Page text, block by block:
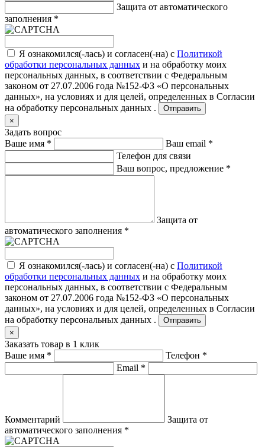
Защита от автоматического
заполнения *
Я ознакомился(-лась) и согласен(-на) с Политикой
обработки персональных данных и на обработку моих
персональных данных, в соответствии с Федеральным
законом от 27.07.2006 года №152-ФЗ «О персональных
данных», на условиях и для целей, определенных в Согласии
на обработку персональных данных .
Отправить
×
Задать вопрос
Ваше имя * Ваш email *
Телефон для связи
Ваш вопрос, предложение *
Защита от
автоматического заполнения *
Я ознакомился(-лась) и согласен(-на) с Политикой
обработки персональных данных и на обработку моих
персональных данных, в соответствии с Федеральным
законом от 27.07.2006 года №152-ФЗ «О персональных
данных», на условиях и для целей, определенных в Согласии
на обработку персональных данных .
Отправить
×
Заказать товар в 1 клик
Ваше имя * Телефон *
Email *
Комментарий
Защита от
автоматического заполнения *